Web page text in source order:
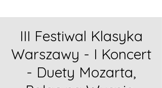
III Festiwal Klasyka
Warszawy - I Koncert
- Duety Mozarta,